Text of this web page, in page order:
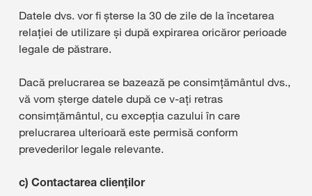
Datele dvs. vor fi șterse la 30 de zile de la încetarea
relației de utilizare și după expirarea oricăror perioade
legale de păstrare.
Dacă prelucrarea se bazează pe consimțământul dvs.,
vă vom șterge datele după ce v-ați retras
consimțământul, cu excepția cazului în care
prelucrarea ulterioară este permisă conform
prevederilor legale relevante.
c) Contactarea clienților